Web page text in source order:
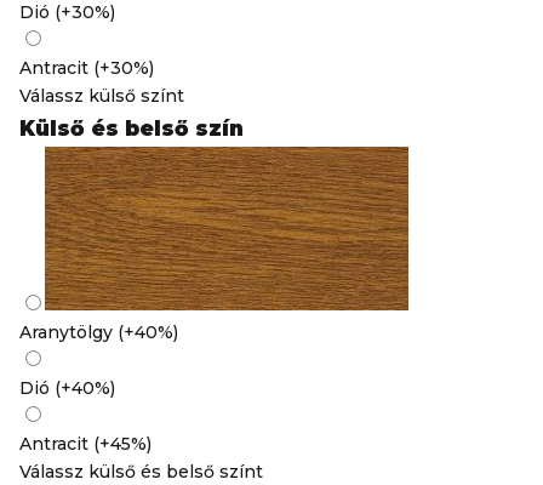
Dió (+30%)
Antracit (+30%)
Válassz külső színt
Külső és belső szín
Aranytölgy (+40%)
Dió (+40%)
Antracit (+45%)
Válassz külső és belső színt